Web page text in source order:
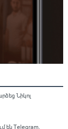
Նիկոլ
են Telegram,